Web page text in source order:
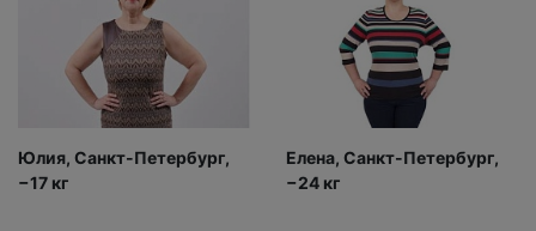
Юлия, Санкт-Петербург,
−17 кг
Елена, Санкт-Петербург,
−24 кг